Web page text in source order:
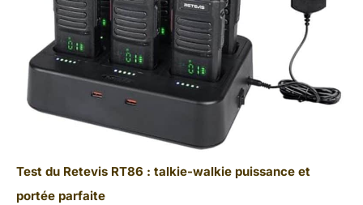
Test du Retevis RT86 : talkie-walkie puissance et
portée parfaite